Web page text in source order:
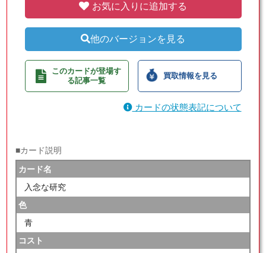
お気に入りに追加する
他のバージョンを見る
このカードが登場す
る記事一覧
買取情報を見る
カードの状態表記について
■カード説明
カード名
入念な研究
色
青
コスト